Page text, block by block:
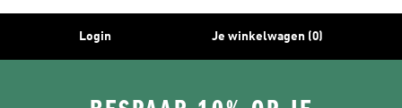
Login Je winkelwagen (0)